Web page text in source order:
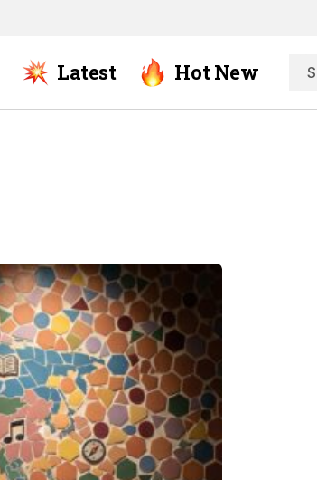
Latest Hot New